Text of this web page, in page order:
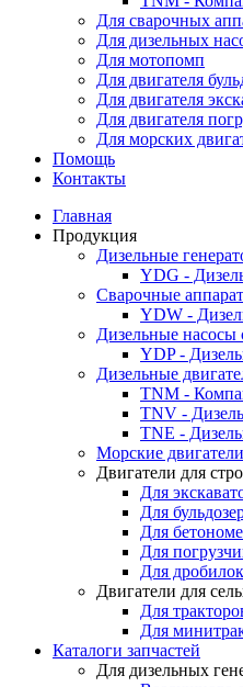
Для сварочных
Для дизельных
Для мотопомп
Для двигателя
Для двигателя
Для двигателя
Для морских
Помощь
Контакты
Главная
Продукция
Дизельные
YDG -
Cварочные
YDW -
Дизельные
YDP -
Дизельные
TNM -
TNV -
TNE -
Морские двигатели
Двигатели для
Для
Для
Для
Для
Для дробилок
Двигатели для
Для
Для
Каталоги запчастей
Для дизельных